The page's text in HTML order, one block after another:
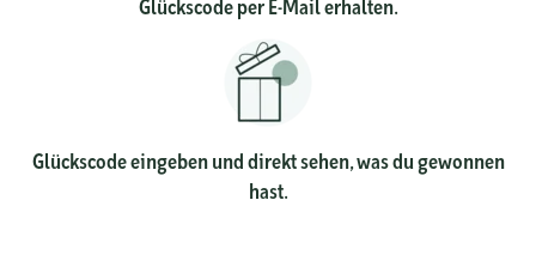
Glückscode per E-Mail erhalten.
Glückscode eingeben und direkt sehen, was du gewonnen
hast.